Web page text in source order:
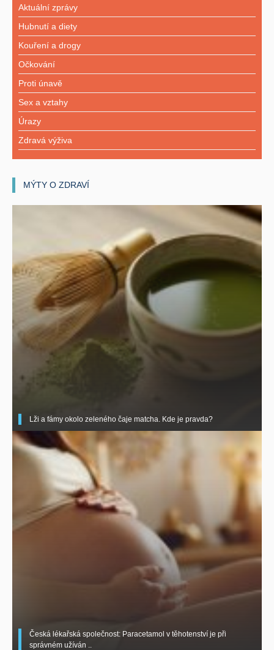
Aktuální zprávy
Hubnutí a diety
Kouření a drogy
Očkování
Proti únavě
Sex a vztahy
Úrazy
Zdravá výživa
MÝTY O ZDRAVÍ
Lži a fámy okolo zeleného čaje matcha. Kde je pravda?
Česká lékařská společnost: Paracetamol v těhotenství je při
správném užíván ..